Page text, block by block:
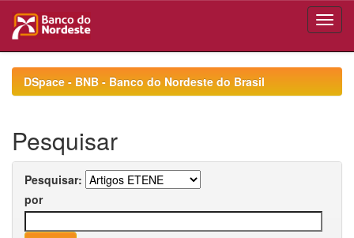
navigationDSpace - BNB - Banco do Nordeste do Brasil
Pesquisar
Pesquisar:
por